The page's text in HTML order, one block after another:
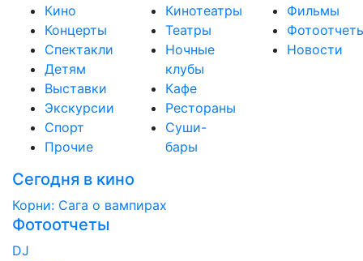
Кино
Концерты
Спектакли
Детям
Выставки
Экскурсии
Спорт
Прочие
Кинотеатры
Театры
Ночные
клубы
Кафе
Рестораны
Суши-
бары
Фильмы
Новости
Сегодня в кино
Корни: Сага о вампирах
Фотоотчеты
DJ